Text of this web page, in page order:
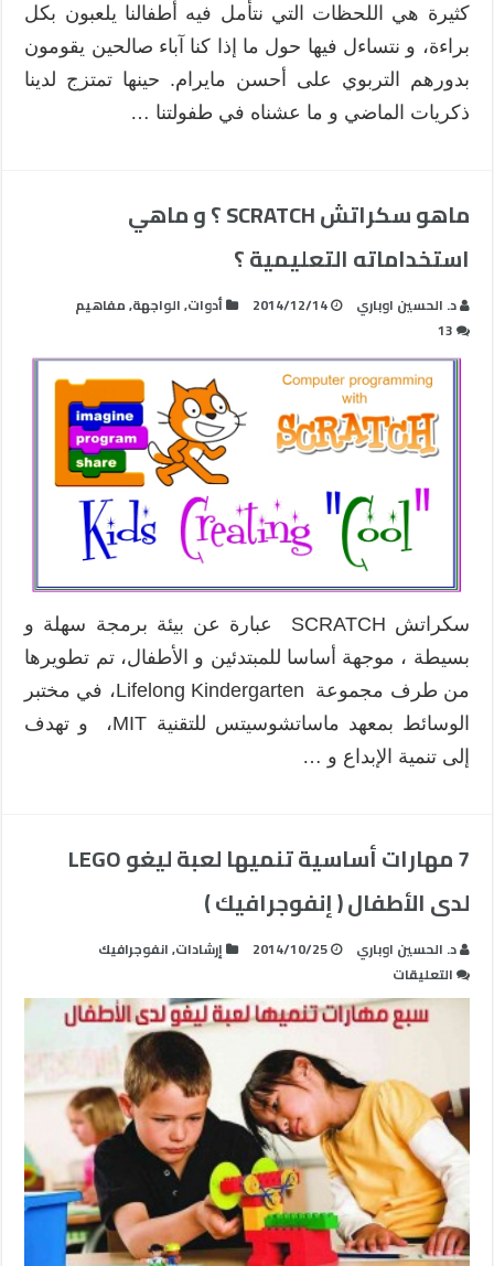
كثيرة هي اللحظات التي نتأمل فيه أطفالنا يلعبون بكل
براءة، و نتساءل فيها حول ما إذا كنا آباء صالحين يقومون
بدورهم التربوي على أحسن مايرام. حينها تمتزج لدينا
ذكريات الماضي و ما عشناه في طفولتنا …
ماهو سكراتش SCRATCH ؟ و ماهي
استخداماته التعليمية ؟
د. الحسين اوباري 2014/12/14 أدوات,الواجهة,مفاهيم
13
سكراتش SCRATCH عبارة عن بيئة برمجة سهلة و
بسيطة ، موجهة أساسا للمبتدئين و الأطفال، تم تطويرها
من طرف مجموعة Lifelong Kindergarten، في مختبر
الوسائط بمعهد ماساتشوسيتس للتقنية MIT، و تهدف
إلى تنمية الإبداع و …
7 مهارات أساسية تنميها لعبة ليغو LEGO
لدى الأطفال ( إنفوجرافيك )
د. الحسين اوباري 2014/10/25 إرشادات,انفوجرافيك
التعليقات
7
مهارات
تنميها
لعبة
ليغو
LEGO
لدى
الأطفال
(
إنفوجرافيك